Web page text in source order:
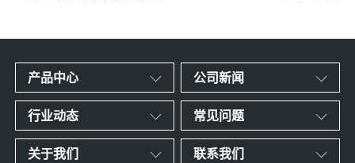
产品中心 公司新闻
行业动态 常见问题
关于我们 联系我们